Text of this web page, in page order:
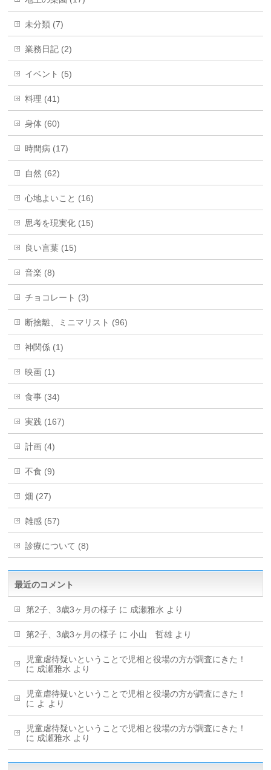
未分類 (7)
業務日記 (2)
イベント (5)
料理 (41)
身体 (60)
時間病 (17)
自然 (62)
心地よいこと (16)
思考を現実化 (15)
良い言葉 (15)
音楽 (8)
チョコレート (3)
断捨離、ミニマリスト (96)
神関係 (1)
映画 (1)
食事 (34)
実践 (167)
計画 (4)
不食 (9)
畑 (27)
雑感 (57)
診療について (8)
最近のコメント
第2子、3歳3ヶ月の様子 に 成瀬雅水 より
第2子、3歳3ヶ月の様子 に小山 哲雄 より
児童虐待疑いということで児相と役場の方が調査にきた！
に 成瀬雅水 より
児童虐待疑いということで児相と役場の方が調査にきた！
に よ より
児童虐待疑いということで児相と役場の方が調査にきた！
に 成瀬雅水 より